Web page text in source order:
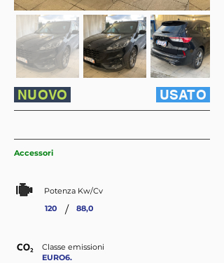
NUOVO USATO
Accessori
Potenza Kw/Cv
120
/ 88,0
Classe emissioni
EURO6.